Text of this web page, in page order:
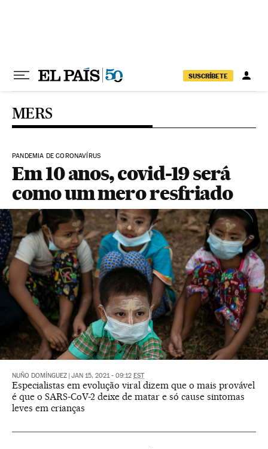
SUSCRÍBETE
MERS
PANDEMIA DE CORONAVÍRUS
Em 10 anos, covid-19 será
como um mero resfriado
NUÑO DOMÍNGUEZ JAN 15, 2021 - 09:12 EST
Especialistas em evolução viral dizem que o mais provável
é que o SARS-CoV-2 deixe de matar e só cause sintomas
leves em crianças